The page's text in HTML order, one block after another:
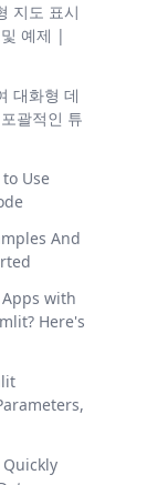
Error in
Access
The
at
These
with
Guide
'Too
에러 해결
사용하여
에서 NaN
적인 가이
Using
지로 SQL
임 쿼리하
가이드
을
세스 및 조
Errors)
한 최고의
Python
버전 관
Python
for
Code를
지도 표시
예제 |
대화형 데
괄적인 튜
Use
And
with
Here's